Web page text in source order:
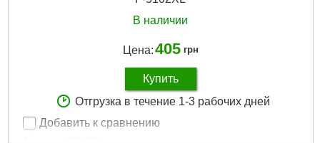
В наличии
Цена:405 грн
Купить
Отгрузка в течение 1-3 рабочих дней
Добавить к сравнению